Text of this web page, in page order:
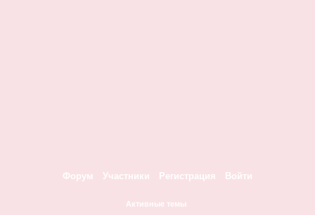
Форум Участники Регистрация Войти
Активные темы